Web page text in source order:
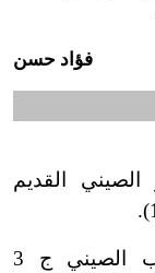
فؤاد حسن
القديم
ـ شيو شانغ لي، موجز تاريخ الأدب الصيني ج 3